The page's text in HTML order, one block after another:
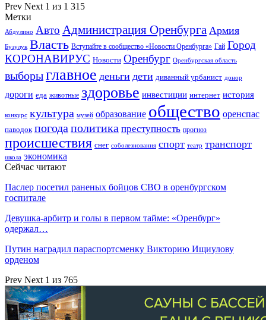
Prev Next 1 из 1 315
Метки
Абдулино Авто Администрация Оренбурга Армия
Бузулук Власть Вступайте в сообщество «Новости Оренбурга» Гай Город
КОРОНАВИРУС Новости Оренбург Оренбургская область
выборыглавное деньги дети диванный урбанист донор
дороги еда животные здоровье инвестиции интернет история
конкурс культура музей образование общество оренспас
паводок погода политика преступность прогноз
происшествия снег соболезнования спорт театр транспорт
школа экономика
Сейчас читают
Паслер посетил раненых бойцов СВО в оренбургском
госпитале
Девушка-арбитр и голы в первом тайме: «Оренбург»
одержал…
Путин наградил параспортсменку Викторию Ищиулову
орденом
Prev Next 1 из 765